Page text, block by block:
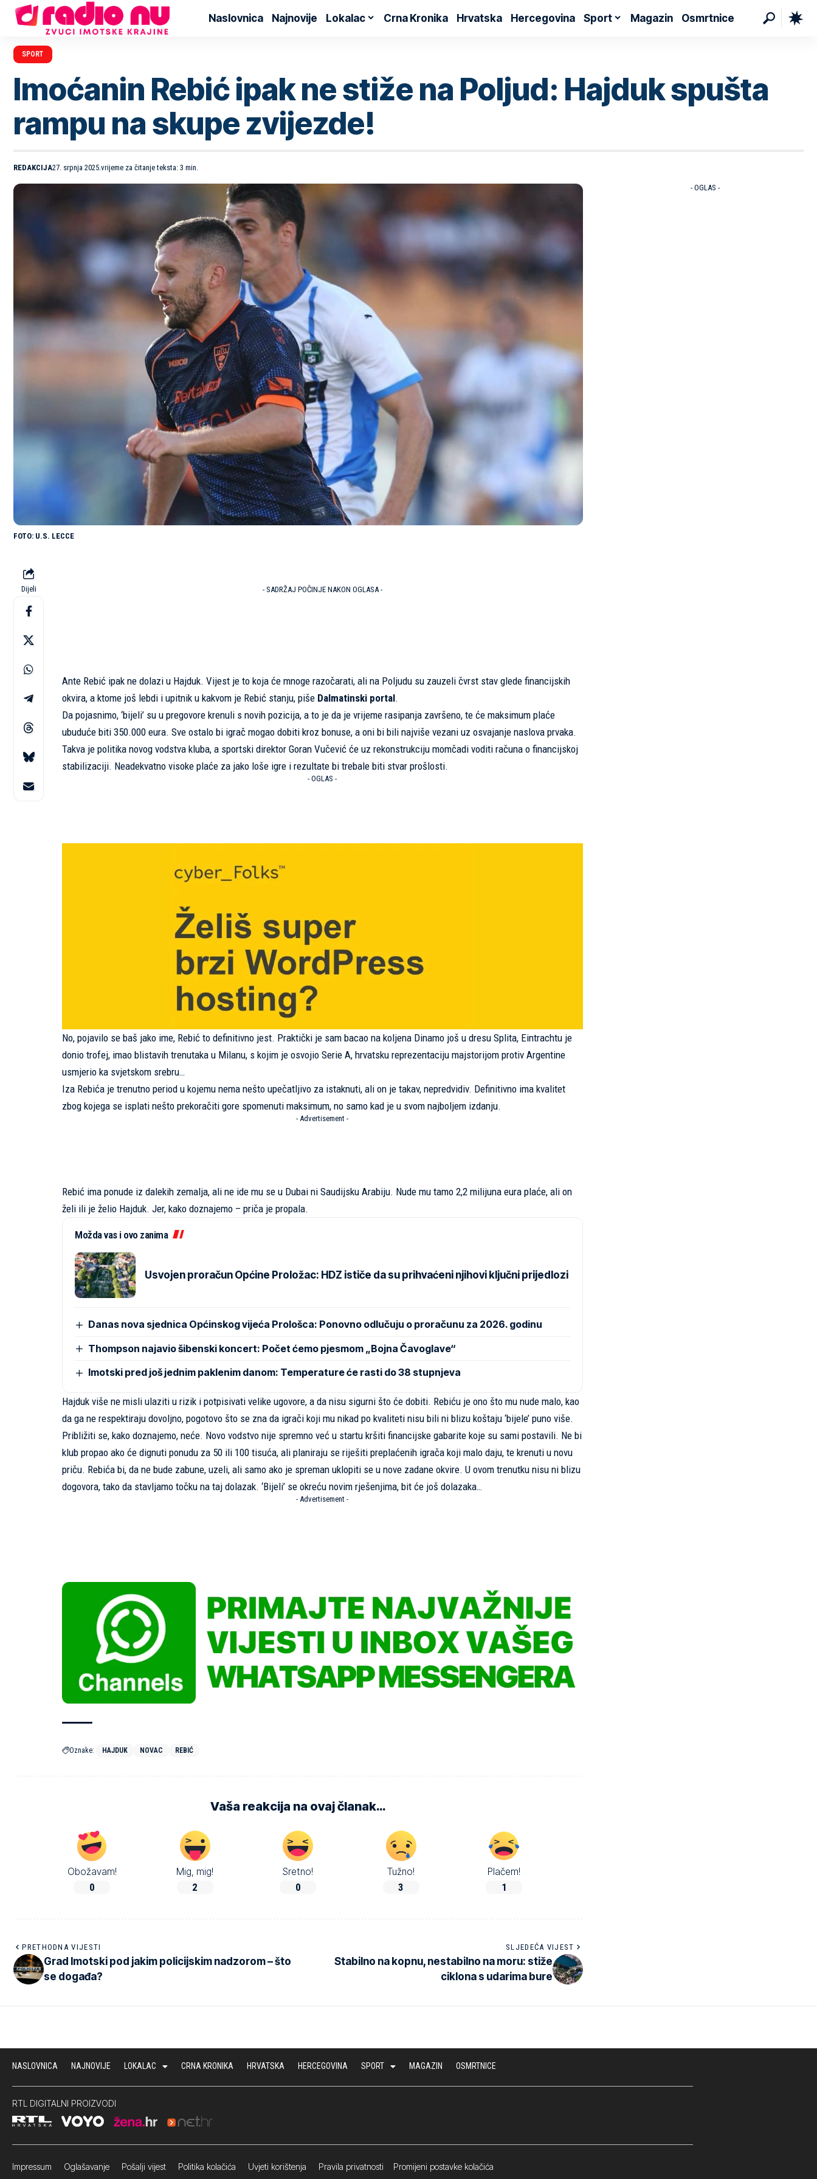
Naslovnica Najnovije Lokalac Crna Kronika Hrvatska Hercegovina Sport Magazin Osmrtnice
SPORT
Imoćanin Rebić ipak ne stiže na Poljud: Hajduk spušta
rampu na skupe zvijezde!
REDAKCIJA27. srpnja 2025. vrijeme za čitanje teksta: 3 min.
U.S. LECCE
Dijeli - SADRŽAJ POČINJE NAKON OGLASA -
Ante Rebić ipak ne dolazi u Hajduk. Vijest je to koja će mnoge razočarati, ali na Poljudu su zauzeli čvrst stav glede financijskih
okvira, a ktome još lebdi i upitnik u kakvom je Rebić stanju, piše Dalmatinski portal.
Da pojasnimo, ‘bijeli’ su u pregovore krenuli s novih pozicija, a to je da je vrijeme rasipanja završeno, te će maksimum plaće
ubuduće biti 350.000 eura. Sve ostalo bi igrač mogao dobiti kroz bonuse, a oni bi bili najviše vezani uz osvajanje naslova prvaka.
Takva je politika novog vodstva kluba, a sportski direktor Goran Vučević će uz rekonstrukciju momčadi voditi računa o financijskoj
stabilizaciji. Neadekvatno visoke plaće za jako loše igre i rezultate bi trebale biti stvar prošlosti.
- OGLAS -
No, pojavilo se baš jako ime, Rebić to definitivno jest. Praktički je sam bacao na koljena Dinamo još u dresu Splita, Eintrachtu je
donio trofej, imao blistavih trenutaka u Milanu, s kojim je osvojio Serie A, hrvatsku reprezentaciju majstorijom protiv Argentine
usmjerio ka svjetskom srebru…
Iza Rebića je trenutno period u kojemu nema nešto upečatljivo za istaknuti, ali on je takav, nepredvidiv. Definitivno ima kvalitet
zbog kojega se isplati nešto prekoračiti gore spomenuti maksimum, no samo kad je u svom najboljem izdanju.
- Advertisement -
Rebić ima ponude iz dalekih zemalja, ali ne ide mu se u Dubai ni Saudijsku Arabiju. Nude mu tamo 2,2 milijuna eura plaće, ali on
želi ili je želio Hajduk. Jer, kako doznajemo – priča je propala.
Možda vas i ovo zanima
Usvojen proračun Općine Proložac: HDZ ističe da su prihvaćeni njihovi ključni prijedlozi
Danas nova sjednica Općinskog vijeća Prološca: Ponovno odlučuju o proračunu za 2026. godinu
Thompson najavio šibenski koncert: Počet ćemo pjesmom „Bojna Čavoglave“
Imotski pred još jednim paklenim danom: Temperature će rasti do 38 stupnjeva
Hajduk više ne misli ulaziti u rizik i potpisivati velike ugovore, a da nisu sigurni što će dobiti. Rebiću je ono što mu nude malo, kao
da ga ne respektiraju dovoljno, pogotovo što se zna da igrači koji mu nikad po kvaliteti nisu bili ni blizu koštaju ‘bijele’ puno više.
Približiti se, kako doznajemo, neće. Novo vodstvo nije spremno već u startu kršiti financijske gabarite koje su sami postavili. Ne bi
klub propao ako će dignuti ponudu za 50 ili 100 tisuća, ali planiraju se riješiti preplaćenih igrača koji malo daju, te krenuti u novu
priču. Rebića bi, da ne bude zabune, uzeli, ali samo ako je spreman uklopiti se u nove zadane okvire. U ovom trenutku nisu ni blizu
dogovora, tako da stavljamo točku na taj dolazak. ‘Bijeli’ se okreću novim rješenjima, bit će još dolazaka…
- Advertisement -
Oznake: HAJDUK NOVAC REBIĆ
Vaša reakcija na ovaj članak…
Obožavam!
0
Mig, mig!
2
Sretno!
0
Tužno!
3
Plačem!
1
PRETHODNA VIJESTI
Grad Imotski pod jakim policijskim nadzorom – što
se događa?
SLJEDEĆA VIJEST
Stabilno na kopnu, nestabilno na moru: stiže
ciklona s udarima bure
- OGLAS -
NASLOVNICA NAJNOVIJE LOKALAC CRNA KRONIKA HRVATSKA HERCEGOVINA SPORT MAGAZIN OSMRTNICE
RTL DIGITALNI PROIZVODI
Impressum Oglašavanje Pošalji vijest Politika kolačića Uvjeti korištenja Pravila privatnosti Promijeni postavke kolačića